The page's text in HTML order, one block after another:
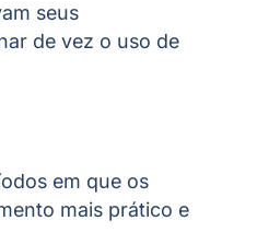
seus
de vez o uso de
em que os
mais prático e